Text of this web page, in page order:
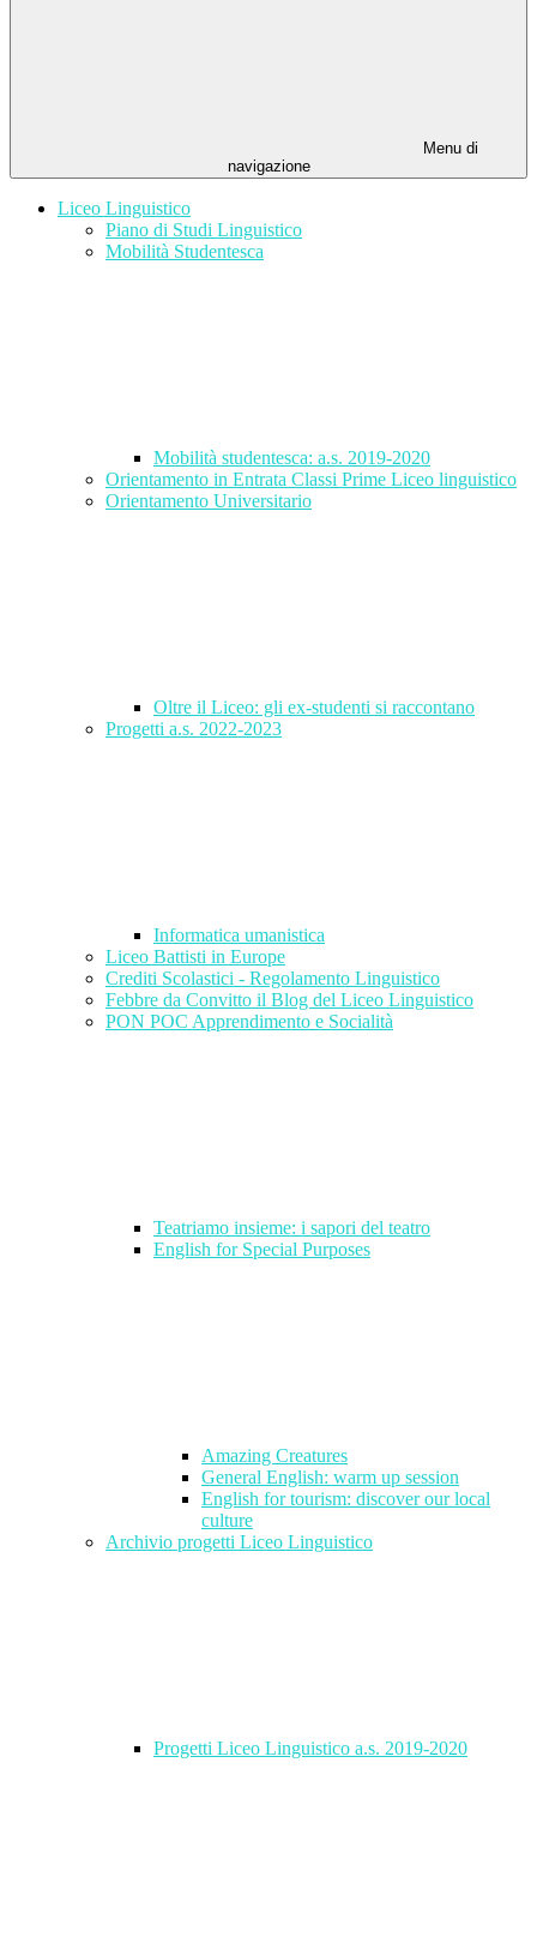
Menu di
navigazione
Liceo Linguistico
Piano di Studi Linguistico
Mobilità Studentesca
Mobilità studentesca: a.s. 2019-2020
Orientamento in Entrata Classi Prime Liceo linguistico
Orientamento Universitario
Oltre il Liceo: gli ex-studenti si raccontano
Progetti a.s. 2022-2023
Informatica umanistica
Liceo Battisti in Europe
Crediti Scolastici - Regolamento Linguistico
Febbre da Convitto il Blog del Liceo Linguistico
PON POC Apprendimento e Socialità
Teatriamo insieme: i sapori del teatro
English for Special Purposes
Amazing Creatures
General English: warm up session
English for tourism: discover our local
culture
Archivio progetti Liceo Linguistico
Progetti Liceo Linguistico a.s. 2019-2020